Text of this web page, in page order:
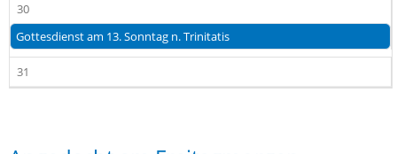
30
Gottesdienst am 13. Sonntag n. Trinitatis
31